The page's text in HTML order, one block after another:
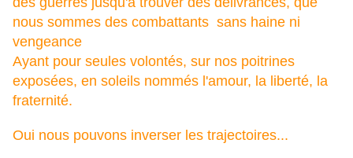
nous sommes des combattants sans haine ni
vengeance
Ayant pour seules volontés, sur nos poitrines
exposées, en soleils nommés l'amour, la liberté, la
fraternité.
Oui nous pouvons inverser les trajectoires...